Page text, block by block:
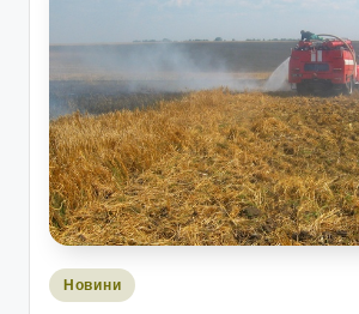
Опубліковано
Новини